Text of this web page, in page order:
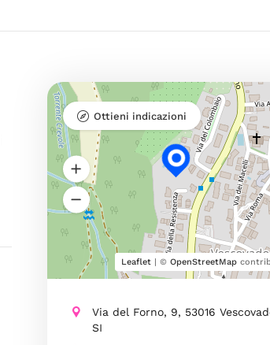
Leaflet| © OpenStreetMap
Ottieni indicazioni
Via del Forno, 9, 53016
SI